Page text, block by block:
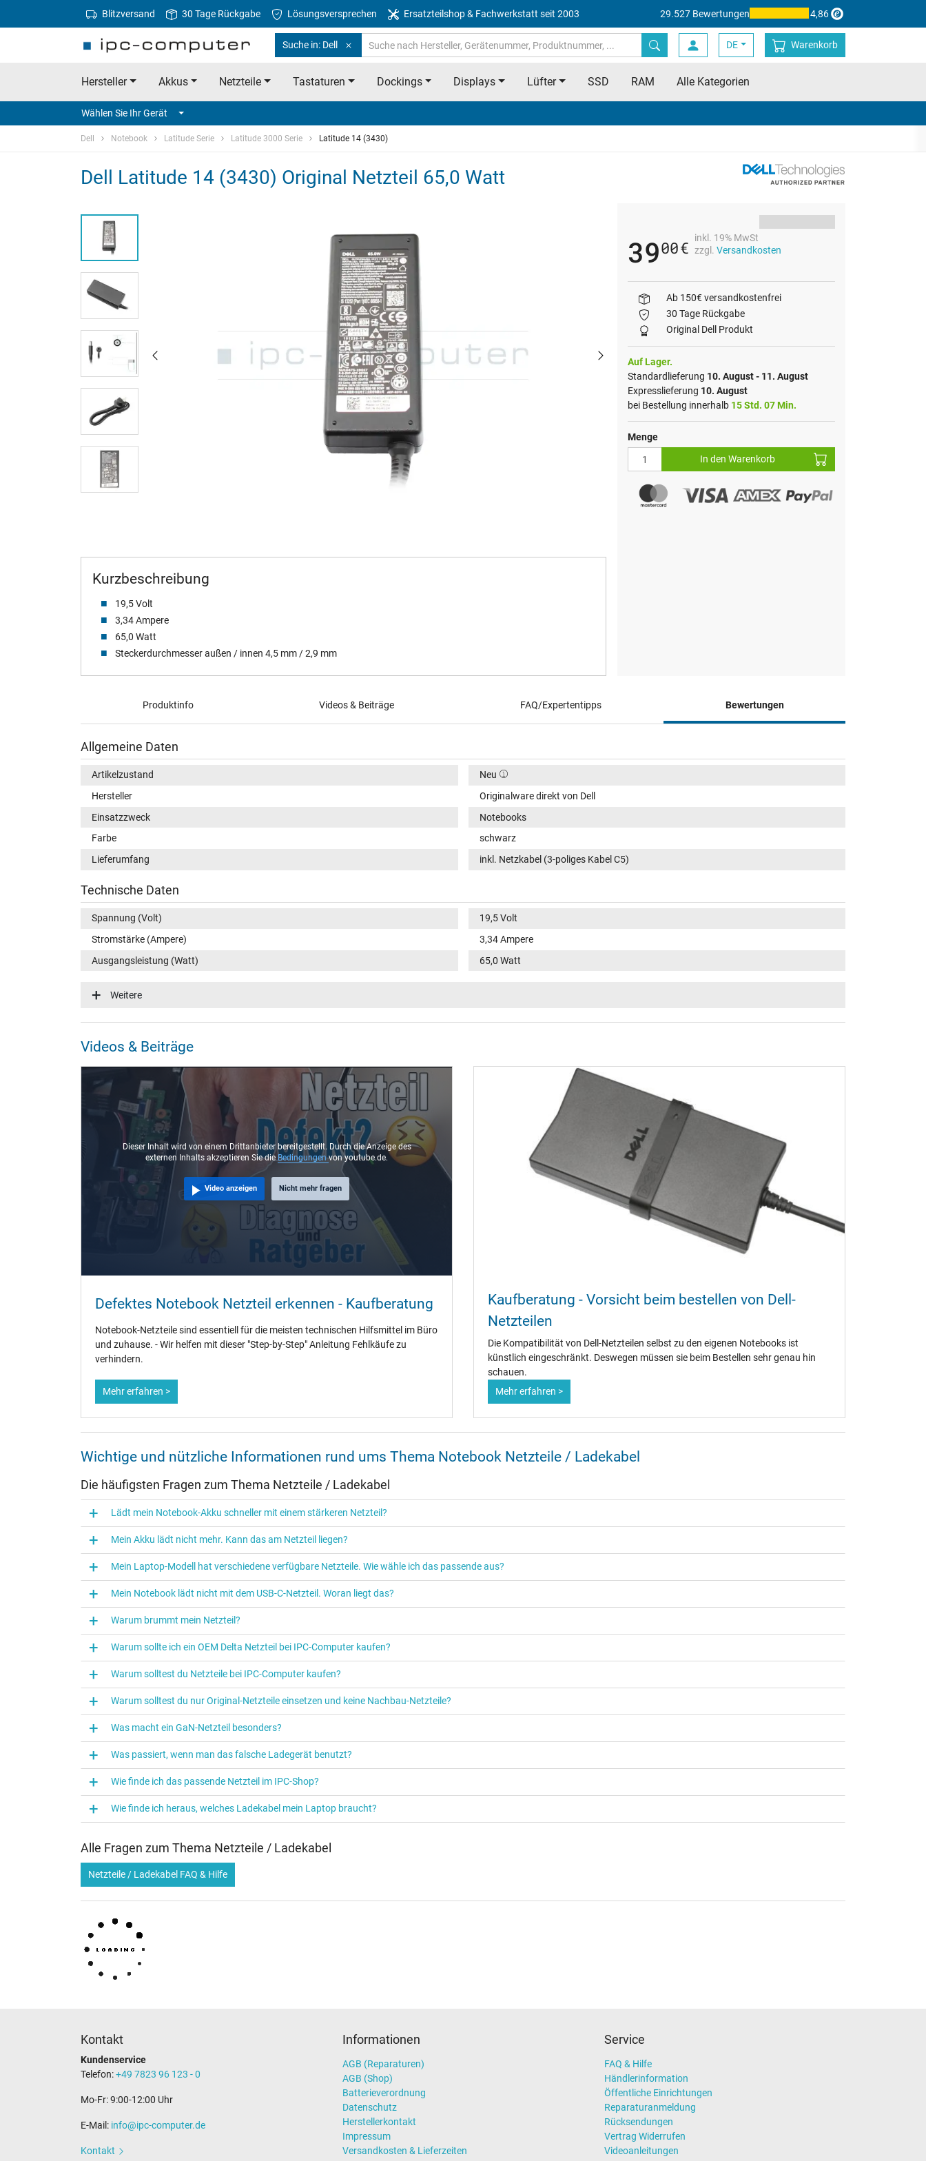
Blitzversand 30 Tage Rückgabe Lösungsversprechen Ersatzteilshop & Fachwerkstatt seit 2003 29.527 Bewertungen 4,86
Suche in: Dell DE Warenkorb
Hersteller Akkus Netzteile Tastaturen Dockings Displays Lüfter SSD RAM Alle Kategorien
Wählen Sie Ihr Gerät
Dell Notebook Latitude Serie Latitude 3000 Serie Latitude 14 (3430)
Dell Latitude 14 (3430) Original Netzteil 65,0 Watt
Kurzbeschreibung
19,5 Volt
3,34 Ampere
65,0 Watt
Steckerdurchmesser außen / innen 4,5 mm / 2,9 mm
3900€
inkl. 19% MwSt
zzgl. Versandkosten
Ab 150€ versandkostenfrei
30 Tage Rückgabe
Original Dell Produkt
Auf Lager.
Standardlieferung 10. August - 11. August
Expresslieferung 10. August
bei Bestellung innerhalb 15 Std. 07 Min.
Menge
In den Warenkorb
Produktinfo Videos & Beiträge FAQ/Expertentipps Bewertungen
Allgemeine Daten
Artikelzustand
Neu
Hersteller
Originalware direkt von Dell
Einsatzzweck
Notebooks
Farbe
schwarz
Lieferumfang
inkl. Netzkabel (3-poliges Kabel C5)
Technische Daten
Spannung (Volt)
19,5 Volt
Stromstärke (Ampere)
3,34 Ampere
Ausgangsleistung (Watt)
65,0 Watt
Energieeffizienz
Funktions-LED
Funktions-LED im Stecker
Notebook Stecker
Steckertyp / -form
Steckerlänge (mm)
Steckerdurchmesser außen / innen
4,5 mm / 2,9 mm
Stift im Stecker
Länge Anschlusskabel (m) (ca.)
Prüfsiegel
CCC
CE
IRAM
NOM NYCE
PCT
PSE
SEC
Singapore Safety Mark
TÜV Argentina Certificado
TÜV Geprüfte Sicherheit
Kategorisierung
Kategorie
Verwendung
Notebook / Laptop
Weitere
Videos & Beiträge
Dieser Inhalt wird von einem Drittanbieter bereitgestellt. Durch die Anzeige des
externen Inhalts akzeptieren Sie dieBedingungenvon youtube.de.
Video anzeigen Nicht mehr fragen
Defektes Notebook Netzteil erkennen - Kaufberatung
Notebook-Netzteile sind essentiell für die meisten technischen Hilfsmittel im Büro
und zuhause. - Wir helfen mit dieser "Step-by-Step" Anleitung Fehlkäufe zu
verhindern.
Mehr erfahren >
Kaufberatung - Vorsicht beim bestellen von Dell-
Netzteilen
Die Kompatibilität von Dell-Netzteilen selbst zu den eigenen Notebooks ist
künstlich eingeschränkt. Deswegen müssen sie beim Bestellen sehr genau hin
schauen.
Mehr erfahren >
Wichtige und nützliche Informationen rund ums Thema Notebook Netzteile / Ladekabel
Die häufigsten Fragen zum Thema Netzteile / Ladekabel
Lädt mein Notebook-Akku schneller mit einem stärkeren Netzteil?
Mein Akku lädt nicht mehr. Kann das am Netzteil liegen?
Mein Laptop-Modell hat verschiedene verfügbare Netzteile. Wie wähle ich das passende aus?
Mein Notebook lädt nicht mit dem USB-C-Netzteil. Woran liegt das?
Warum brummt mein Netzteil?
Warum sollte ich ein OEM Delta Netzteil bei IPC‑Computer kaufen?
Warum solltest du Netzteile bei IPC‑Computer kaufen?
Warum solltest du nur Original-Netzteile einsetzen und keine Nachbau-Netzteile?
Was macht ein GaN-Netzteil besonders?
Was passiert, wenn man das falsche Ladegerät benutzt?
Wie finde ich das passende Netzteil im IPC-Shop?
Wie finde ich heraus, welches Ladekabel mein Laptop braucht?
Alle Fragen zum Thema Netzteile / Ladekabel
Netzteile / Ladekabel FAQ & Hilfe
Kontakt
Kundenservice
Telefon:+49 7823 96 123 - 0
Mo-Fr: 9:00-12:00 Uhr
E-Mail: info@ipc-computer.de
Kontakt
Informationen
AGB (Reparaturen)
AGB (Shop)
Batterieverordnung
Datenschutz
Herstellerkontakt
Impressum
Versandkosten & Lieferzeiten
Service
FAQ & Hilfe
Händlerinformation
Öffentliche Einrichtungen
Reparaturanmeldung
Rücksendungen
Vertrag Widerrufen
Videoanleitungen